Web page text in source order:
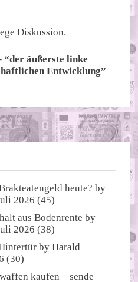
Diskussion.
“der äußerste linke
Entwicklung”
heute? by
2026 (45)
aus Bodenrente by
2026 (38)
byHarald
(30)
kaufen – sende